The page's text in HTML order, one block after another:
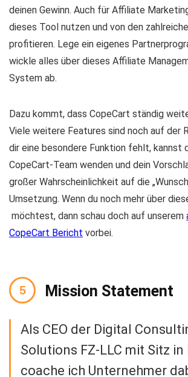
deinen Gewinn. Auch für Affiliate
dieses Tool nutzen und von den
profitieren. Lege ein eigenes
wickle alles über dieses Affiliate
System ab.
Dazu kommt, dass CopeCart ständig
Viele weitere Features sind noch auf der
dir eine besondere Funktion fehlt, kannst
CopeCart-Team wenden und dein
großer Wahrscheinlichkeit auf die
Umsetzung. Wenn du noch mehr über
möchtest, dann schau doch auf unserem
CopeCart Bericht vorbei.
Mission Statement
Als CEO der Digital
Solutions FZ-LLC mit Sitz in
coache ich Unternehmer